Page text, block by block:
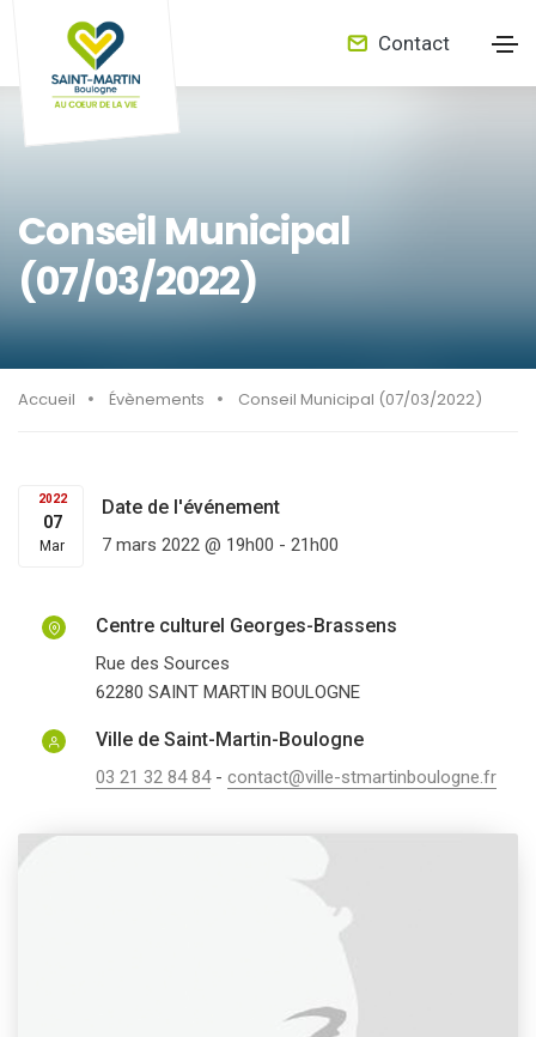
Contact
Conseil Municipal
(07/03/2022)
Accueil Évènements Conseil Municipal (07/03/2022)
2022
07
Mar
Date de l'événement
7 mars 2022 @ 19h00 - 21h00
Centre culturel Georges-Brassens
Rue des Sources
62280 SAINT MARTIN BOULOGNE
Ville de Saint-Martin-Boulogne
03 21 32 84 84- contact@ville-stmartinboulogne.fr